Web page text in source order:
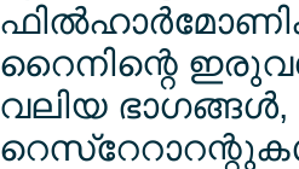
റൈനിന്റെ
വലിയ ഭാഗങ്ങള്‍,